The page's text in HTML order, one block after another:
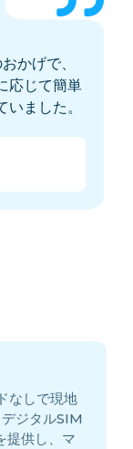
かげで、
応じて簡単
ました。
なしで現地
ジタルSIM
提供し、マ